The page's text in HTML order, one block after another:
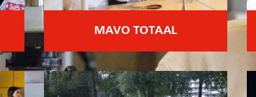
MAVO TOTAAL